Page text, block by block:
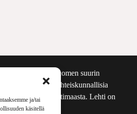
ja/tai
käsitellä
Suomen suurin
Se nostaa esiin yhteiskunnallisia
maailmalta kuin kotimaasta. Lehti on
1999.